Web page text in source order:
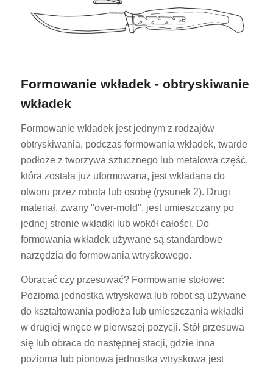
Formowanie wkładek - obtryskiwanie
wkładek
Formowanie wkładek jest jednym z rodzajów
obtryskiwania, podczas formowania wkładek, twarde
podłoże z tworzywa sztucznego lub metalowa część,
która została już uformowana, jest wkładana do
otworu przez robota lub osobę (rysunek 2). Drugi
materiał, zwany "over-mold", jest umieszczany po
jednej stronie wkładki lub wokół całości. Do
formowania wkładek używane są standardowe
narzędzia do formowania wtryskowego.
Obracać czy przesuwać? Formowanie stołowe:
Pozioma jednostka wtryskowa lub robot są używane
do kształtowania podłoża lub umieszczania wkładki
w drugiej wnęce w pierwszej pozycji. Stół przesuwa
się lub obraca do następnej stacji, gdzie inna
pozioma lub pionowa jednostka wtryskowa jest